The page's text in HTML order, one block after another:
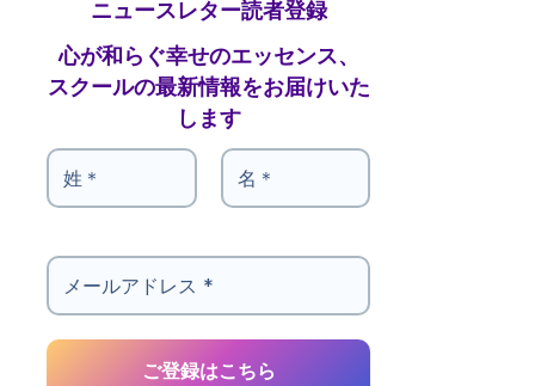
ニュースレター読者登録
心が和らぐ幸せのエッセンス、
スクールの最新情報をお届けいた
します